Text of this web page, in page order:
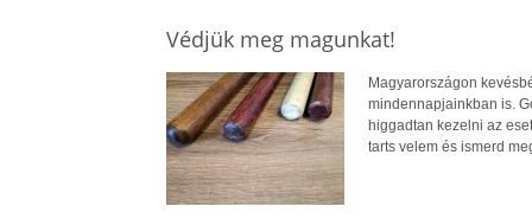
Védjük meg magunkat!
Magyarországon
mindennapjainkban is.
higgadtan kezelni az
tarts velem és ismerd